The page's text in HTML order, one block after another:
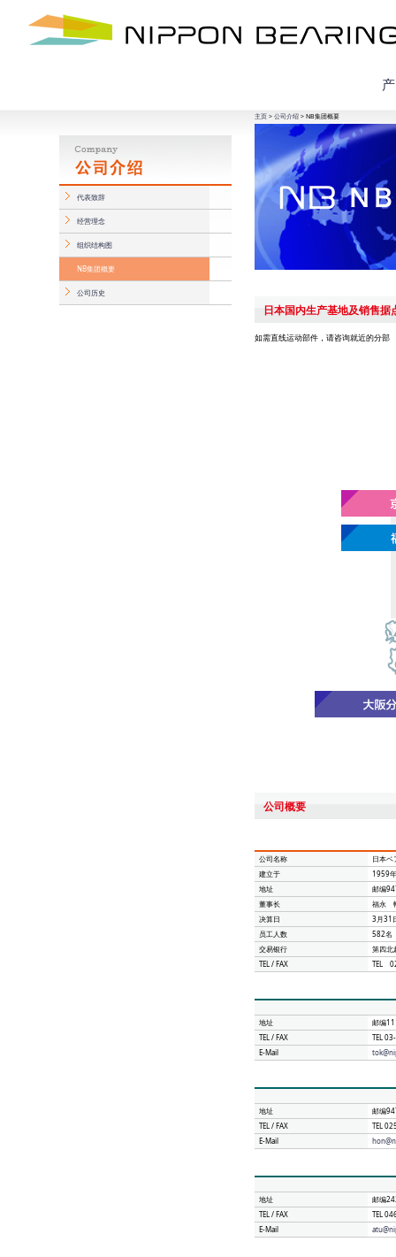
代表致辞
经营理念
组织结构图
NB集团概要
公司历史
主页 > 公司介绍 > NB集团概要
日本国内生产基地及销售据
如需直线运动部件，请咨询就近的分部
公司概要
公司名称
日本ベ
建立于
1959
地址
邮编
董事长
福永
决算日
3月31
员工人数
582名
交易银行
第四北
TEL / FAX
TEL
地址
邮编
TEL / FAX
TEL
E-Mail
地址
邮编
TEL / FAX
TEL
E-Mail
地址
邮编
TEL / FAX
TEL
E-Mail